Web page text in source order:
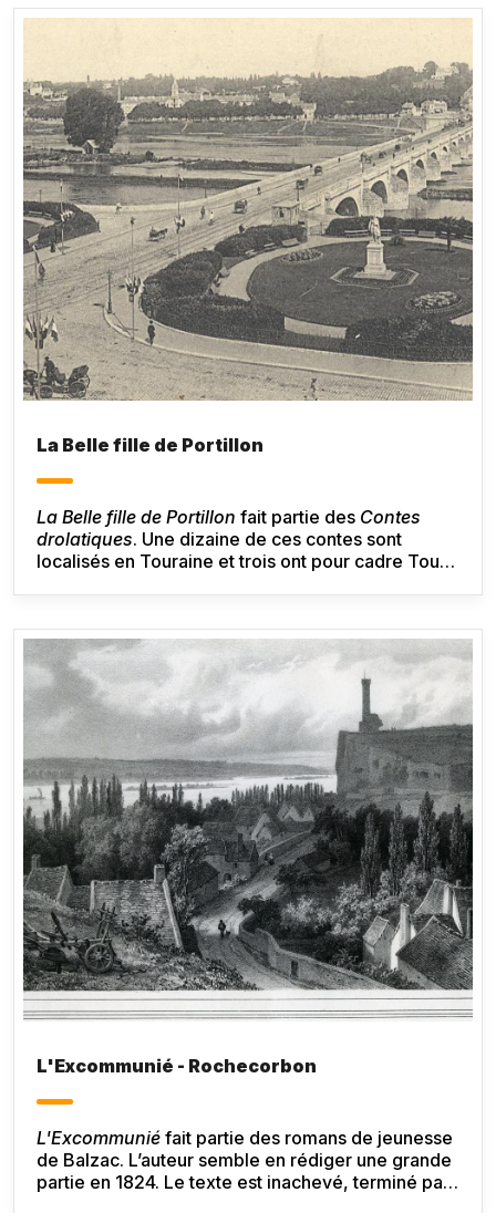
La Belle fille de Portillon
La Belle fille de Portillon fait partie des Contes
drolatiques. Une dizaine de ces contes sont
localisés en Touraine et trois ont pour cadre Tours
Pucelle de Thilouze.
L'Excommunié - Rochecorbon
L'Excommunié fait partie des romans de jeunesse
de Balzac. L’auteur semble en rédiger une grande
partie en 1824. Le texte est inachevé, terminé par